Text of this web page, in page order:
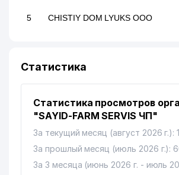
5 CHISTIY DOM LYUKS ООО
Статистика
Статистика просмотров
"SAYID-FARM SERVIS ЧП"
За текущий месяц (август 2026 г.):
За прошлый месяц (июль 2026 г.):
За 3 месяца (июнь 2026 г. - июль